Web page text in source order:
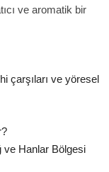
ve aromatik bir
çarşıları ve yöresel
ve Hanlar Bölgesi